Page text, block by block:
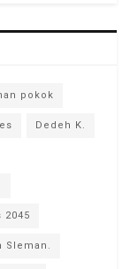
pokok
Dedeh K.
2045
Sleman.